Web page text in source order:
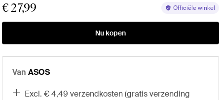
€ 27,99 Officiële winkel
Nu kopen
Van ASOS
excl. € 4,49 verzendkosten (gratis verzending